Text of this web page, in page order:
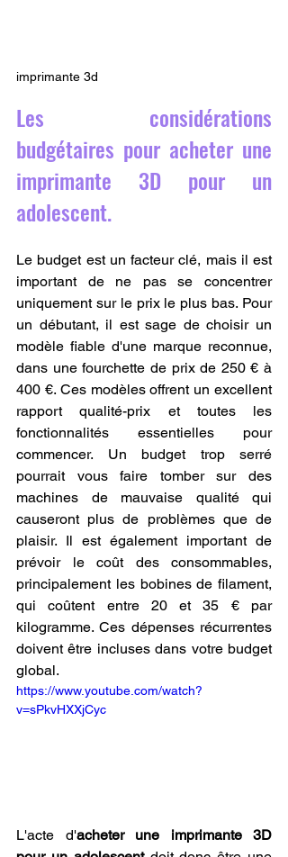
imprimante 3d
Les considérations
budgétaires pour acheter une
imprimante 3D pour un
adolescent.
Le budget est un facteur clé, mais il est
important de ne pas se concentrer
uniquement sur le prix le plus bas. Pour
un débutant, il est sage de choisir un
modèle fiable d'une marque reconnue,
dans une fourchette de prix de 250 € à
400 €. Ces modèles offrent un excellent
rapport qualité-prix et toutes les
fonctionnalités essentielles pour
commencer. Un budget trop serré
pourrait vous faire tomber sur des
machines de mauvaise qualité qui
causeront plus de problèmes que de
plaisir. Il est également important de
prévoir le coût des consommables,
principalement les bobines de filament,
qui coûtent entre 20 et 35 € par
kilogramme. Ces dépenses récurrentes
doivent être incluses dans votre budget
global.
https://www.youtube.com/watch?
v=sPkvHXXjCyc
L'acte d'acheter une imprimante 3D